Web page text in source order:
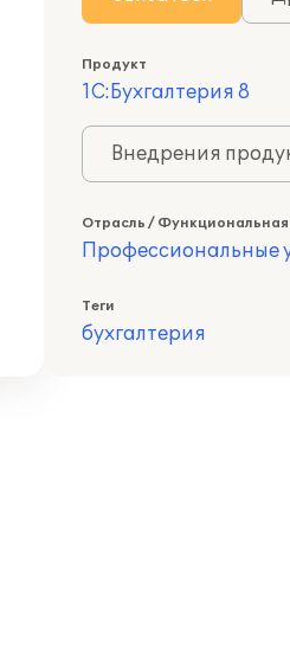
Продукт
1С:Бухгалтерия 8
Внедрения
Отрасль / Функциональная
Профессиональные
Теги
бухгалтерия